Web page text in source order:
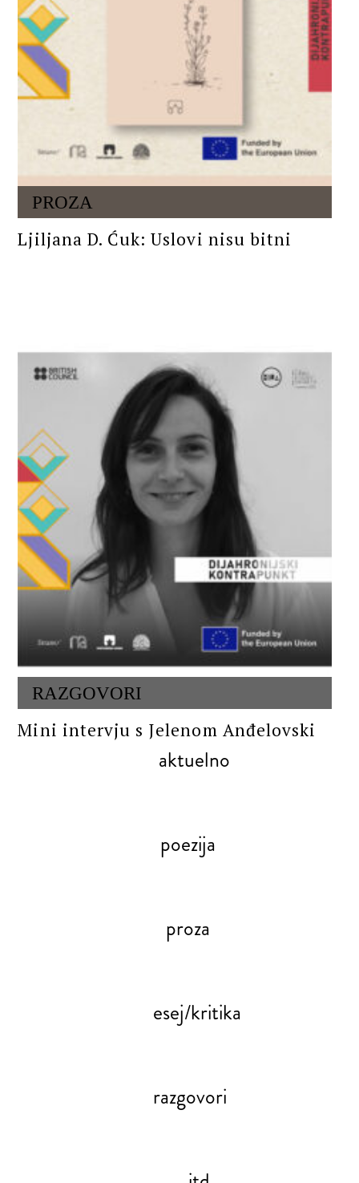
PROZA
Ljiljana D. Ćuk: Uslovi nisu bitni
RAZGOVORI
Mini intervju s Jelenom Anđelovski
aktuelno
poezija
proza
esej/kritika
razgovori